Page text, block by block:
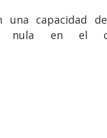
una capacidad
nula en el